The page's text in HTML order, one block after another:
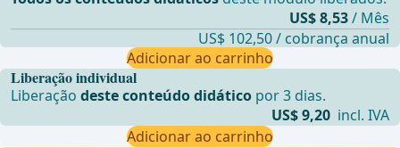
Liberação individual
Liberaçãodeste conteúdo didático por 3 dias.
US$ 9,20 incl. IVA
Adicionar ao carrinho
US$ 8,53/ Mês
US$ 102,50 / cobrança anual
Adicionar ao carrinho